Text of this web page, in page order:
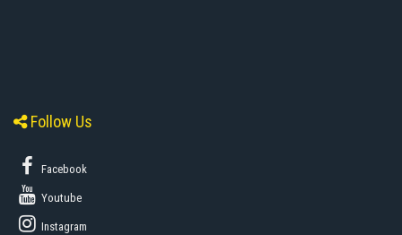
Follow Us
Facebook
Youtube
Instagram